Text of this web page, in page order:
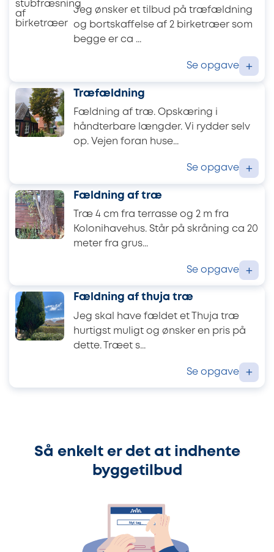
Jeg ønsker et tilbud på træfældning
og bortskaffelse af 2 birketræer som
begge er ca ...
Se opgave +
Træfældning
Fældning af træ. Opskæring i
håndterbare længder. Vi rydder selv
op. Vejen foran huse...
Se opgave +
Fældning af træ
Træ 4 cm fra terrasse og 2 m fra
Kolonihavehus. Står på skråning ca 20
meter fra grus...
Se opgave +
Fældning af thuja træ
Jeg skal have fældet et Thuja træ
hurtigst muligt og ønsker en pris på
dette. Træet s...
Se opgave +
Så enkelt er det at indhente
byggetilbud